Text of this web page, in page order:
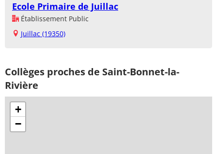
Ecole Primaire de Juillac
Établissement Public
Juillac (19350)
Collèges proches de Saint-Bonnet-la-
Rivière
+
−